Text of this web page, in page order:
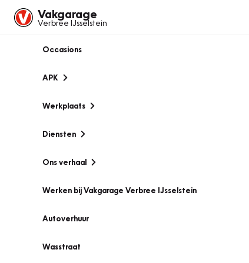
Vakgarage
Verbree IJsselstein
Occasions
APK
Werkplaats
Diensten
Ons verhaal
Werken bij Vakgarage Verbree IJsselstein
Autoverhuur
Wasstraat